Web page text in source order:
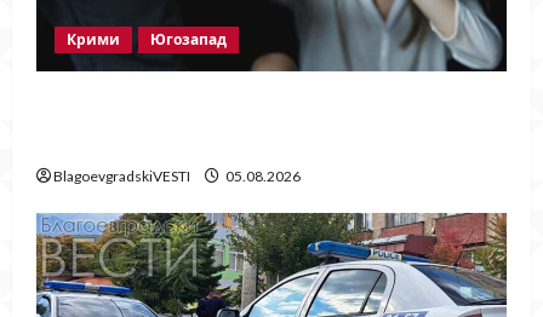
Крими Югозапад
BlagoevgradskiVESTI 05.08.2026